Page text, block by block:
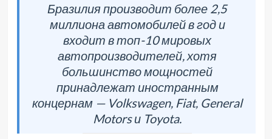
Бразилия производит более 2,5
миллиона автомобилей в год и
входит в топ-10 мировых
автопроизводителей, хотя
большинство мощностей
принадлежат иностранным
концернам — Volkswagen, Fiat, General
Motors и Toyota.